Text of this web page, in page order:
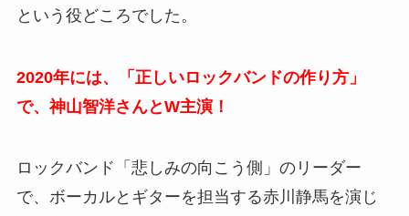
という役どころでした。
2020年には、「正しいロックバンドの作り方」
で、神山智洋さんとW主演！
ロックバンド「悲しみの向こう側」のリーダー
で、ボーカルとギターを担当する赤川静馬を演じ